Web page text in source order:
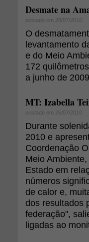
Desmate na
postado em 28/07/2010
O
levantamento
e do Meio
172
a junho de
MT: Izabella
postado em 26/07/2010
Durante
2010 e
Coordenação
Meio
Estado em
números
de calor e,
dos resultados
federação",
ligadas ao